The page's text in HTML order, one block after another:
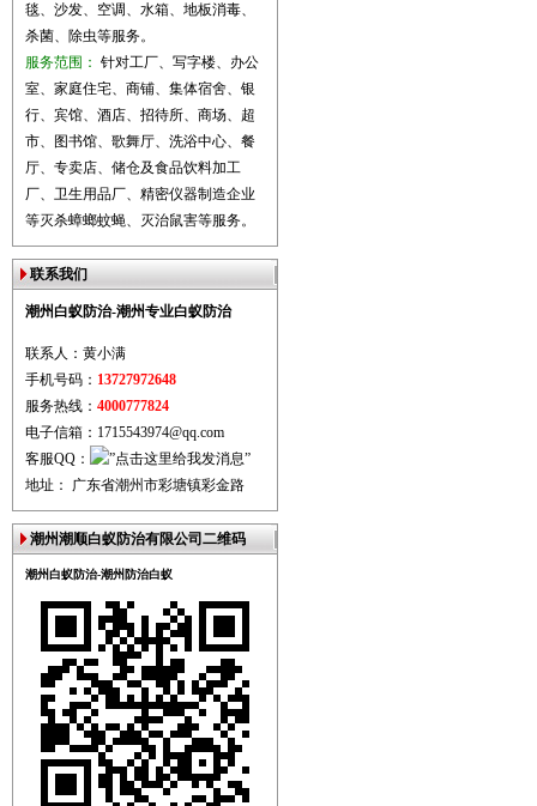
毯、沙发、空调、水箱、地板消毒、
杀菌、除虫等服务。
服务范围： 针对工厂、写字楼、办公
室、家庭住宅、商铺、集体宿舍、银
行、宾馆、酒店、招待所、商场、超
市、图书馆、歌舞厅、洗浴中心、餐
厅、专卖店、储仓及食品饮料加工
厂、卫生用品厂、精密仪器制造企业
等灭杀蟑螂蚊蝇、灭治鼠害等服务。
联系我们
潮州白蚁防治-潮州专业白蚁防治
联系人：黄小满
手机号码： 13727972648
服务热线： 4000777824
电子信箱：1715543974@qq.com
客服QQ：
地址： 广东省潮州市彩塘镇彩金路
潮州潮顺白蚁防治有限公司二维码
潮州白蚁防治-潮州防治白蚁